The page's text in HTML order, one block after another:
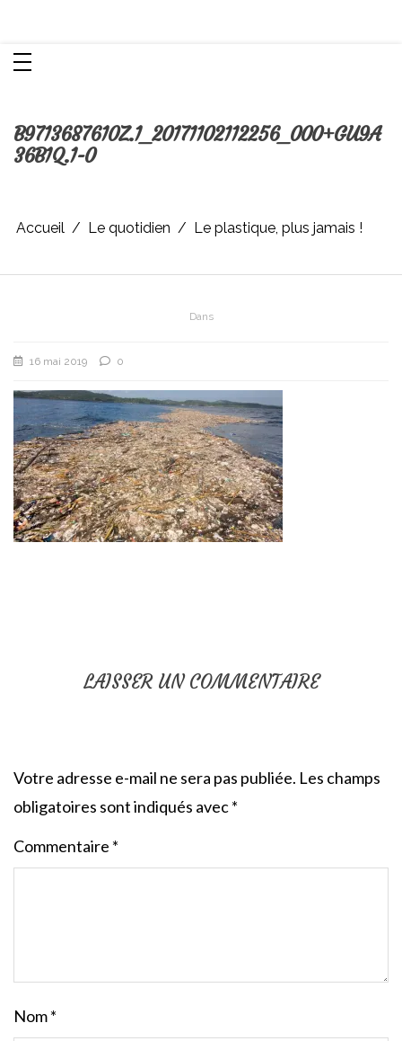
B9713687610Z.1_20171102112256_000+GU9A
36B1Q.1-0
Accueil Le quotidien Le plastique, plus jamais !
Dans
16 mai 2019 0
LAISSER UN COMMENTAIRE
Votre adresse e-mail ne sera pas publiée. Les champs
obligatoires sont indiqués avec*
Commentaire *
Nom*